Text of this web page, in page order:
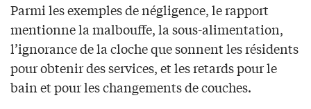
Parmi les exemples de négligence, le rapport
mentionne la malbouffe, la sous-alimentation,
l’ignorance de la cloche que sonnent les résidents
pour obtenir des services, et les retards pour le
bain et pour les changements de couches.